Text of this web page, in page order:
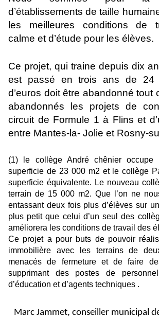
d’établissements de taille
les meilleures conditions de
calme et d’étude pour les élèves.
Ce projet, qui traine depuis dix
est passé en trois ans de 24
d’euros doit être abandonné tout
abandonnés les projets de
circuit de Formule 1 à Flins et
entre Mantes-la- Jolie et Rosny-
(1) le collège André chênier occupe
superficie de 23 000 m2 et le collège
superficie équivalente. Le nouveau
terrain de 15 000 m2. Que l’on ne
entassant deux fois plus d’élèves sur
plus petit que celui d’un seul des
améliorera les conditions de travail des
Ce projet a pour buts de pouvoir
immobilière avec les terrains de
menacés de fermeture et de faire
supprimant des postes de
d’éducation et d’agents techniques .
Marc Jammet, conseiller municipal